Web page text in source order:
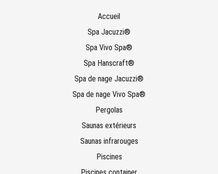
Accueil
Spa Jacuzzi®
Spa Vivo Spa®
Spa Hanscraft®
Spa de nage Jacuzzi®
Spa de nage Vivo Spa®
Pergolas
Saunas extérieurs
Saunas infrarouges
Piscines